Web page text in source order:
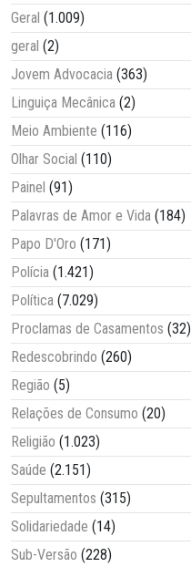
Geral (1.009)
geral (2)
Jovem Advocacia (363)
Linguiça Mecânica (2)
Meio Ambiente (116)
Olhar Social (110)
Painel (91)
Palavras de Amor e Vida (184)
Papo D'Oro (171)
Polícia (1.421)
Política (7.029)
Proclamas de Casamentos (32)
Redescobrindo (260)
Região (5)
Relações de Consumo (20)
Religião (1.023)
Saúde (2.151)
Sepultamentos (315)
Solidariedade (14)
Sub-Versão (228)